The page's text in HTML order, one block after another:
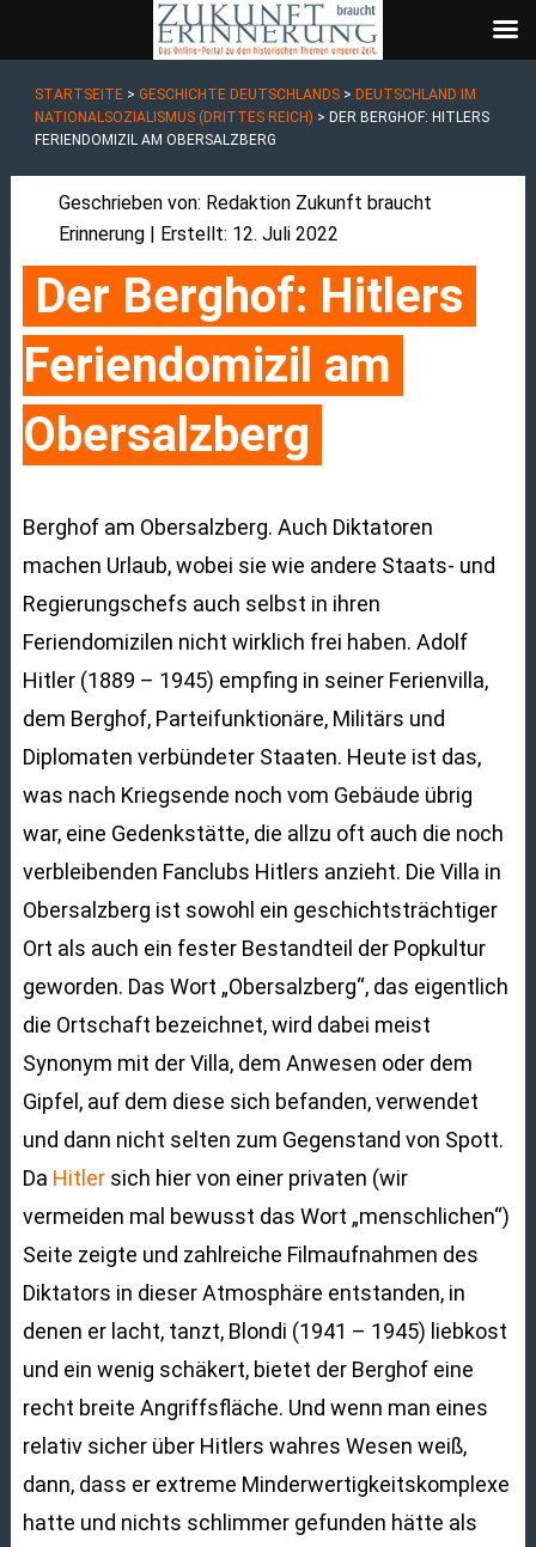
STARTSEITE> GESCHICHTE DEUTSCHLANDS> DEUTSCHLAND IM
NATIONALSOZIALISMUS (DRITTES REICH) > DER BERGHOF: HITLERS
FERIENDOMIZIL AM OBERSALZBERG
Geschrieben von: Redaktion Zukunft braucht
Erinnerung| Erstellt: 12. Juli 2022
Der Berghof: Hitlers
Feriendomizil am
Obersalzberg
Berghof am Obersalzberg. Auch Diktatoren
machen Urlaub, wobei sie wie andere Staats- und
Regierungschefs auch selbst in ihren
Feriendomizilen nicht wirklich frei haben. Adolf
Hitler (1889 – 1945) empfing in seiner Ferienvilla,
dem Berghof, Parteifunktionäre, Militärs und
Diplomaten verbündeter Staaten. Heute ist das,
was nach Kriegsende noch vom Gebäude übrig
war, eine Gedenkstätte, die allzu oft auch die noch
verbleibenden Fanclubs Hitlers anzieht. Die Villa in
Obersalzberg ist sowohl ein geschichtsträchtiger
Ort als auch ein fester Bestandteil der Popkultur
geworden. Das Wort „Obersalzberg“, das eigentlich
die Ortschaft bezeichnet, wird dabei meist
Synonym mit der Villa, dem Anwesen oder dem
Gipfel, auf dem diese sich befanden, verwendet
und dann nicht selten zum Gegenstand von Spott.
Da Hitlersich hier von einer privaten (wir
vermeiden mal bewusst das Wort „menschlichen“)
Seite zeigte und zahlreiche Filmaufnahmen des
Diktators in dieser Atmosphäre entstanden, in
denen er lacht, tanzt, Blondi (1941 – 1945) liebkost
und ein wenig schäkert, bietet der Berghof eine
recht breite Angriffsfläche. Und wenn man eines
relativ sicher über Hitlers wahres Wesen weiß,
dann, dass er extreme Minderwertigkeitskomplexe
hatte und nichts schlimmer gefunden hätte als